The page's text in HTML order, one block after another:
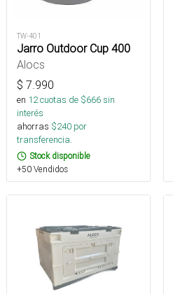
TW-401
Jarro Outdoor Cup 400
Alocs
$ 7.990
en 12cuotas de $666sin
interés
ahorras $240 por
transferencia.
Stock disponible
+50 Vendidos